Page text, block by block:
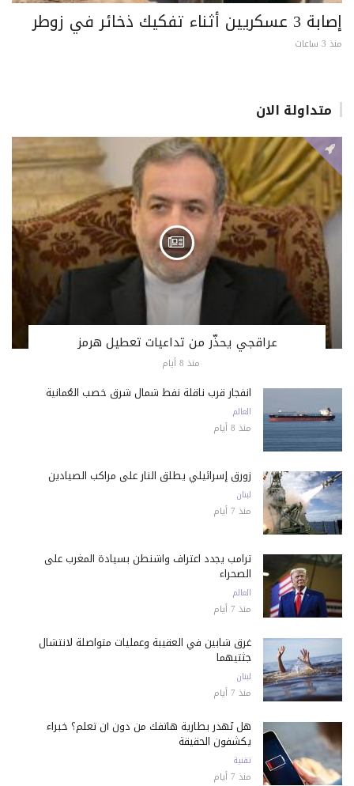
إصابة 3 عسكريين أثناء تفكيك ذخائر في زوطر
منذ 3 ساعات
متداولة الان
عراقجي يحذّر من تداعيات تعطيل هرمز
منذ 8 أيام
انفجار قرب ناقلة نفط شمال شرق خصب العُمانية
العالم
منذ 8 أيام
زورق إسرائيلي يطلق النار على مراكب الصيادين
لبنان
منذ 7 أيام
ترامب يجدد اعتراف واشنطن بسيادة المغرب على
الصحراء
العالم
منذ 7 أيام
غرق شابين في العقيبة وعمليات متواصلة لانتشال
جثتيهما
لبنان
منذ 7 أيام
هل تُهدر بطارية هاتفك من دون أن تعلم؟ خبراء
يكشفون الحقيقة
تقنية
منذ 7 أيام